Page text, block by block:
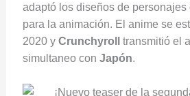
adaptó los diseños de personajes
para la animación. El anime se
2020 y Crunchyroll
transmitió el
simultaneo con Japón.